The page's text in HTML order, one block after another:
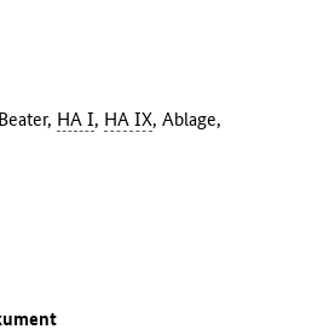
HA I, HA IX, Ablage,